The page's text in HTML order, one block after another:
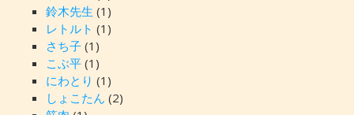
鈴木先生 (1)
レトルト (1)
さち子(1)
こぶ平(1)
にわとり (1)
しょこたん (2)